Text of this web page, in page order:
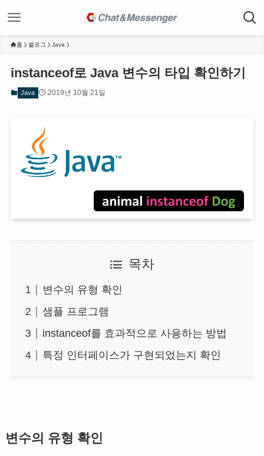
홈 블로그 Java
instanceof로 Java 변수의 타입 확인하기
Java 2019년 10월 21일
목차
변수의 유형 확인
샘플 프로그램
instanceof를 효과적으로 사용하는 방법
특정 인터페이스가 구현되었는지 확인
변수의 유형 확인